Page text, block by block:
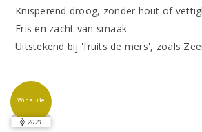
Knisperend droog, zonder hout of
Fris en zacht van smaak
Uitstekend bij 'fruits de mers', zoals
WineLife
2021